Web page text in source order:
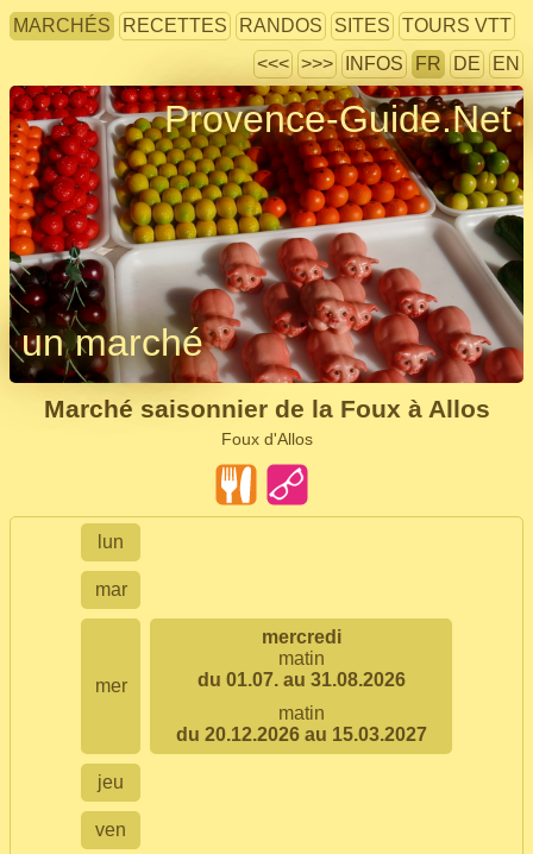
MARCHÉS RECETTES RANDOS SITES
TOURS VTT
<<< >>> INFOS FR DE EN
Provence-Guide.Net
un marché
Marché saisonnier de la Foux à Allos
Foux d'Allos
lun
mar
mer
mercredi
matin
du 01.07. au 31.08.2026
matin
du 20.12.2026 au 15.03.2027
jeu
ven